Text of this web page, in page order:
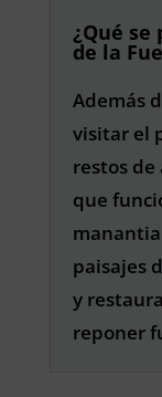
¿Qué se
de la
Además
visitar el
restos
que
paisajes
y
reponer